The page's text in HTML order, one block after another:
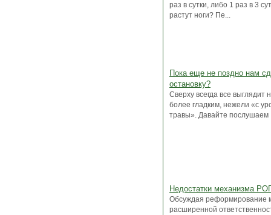
раз в сутки, либо 1 раз в 3
растут ноги? Пе...
Пока еще не поздно нам
остановку?
Сверху всегда все выглядит
более гладким, нежели «с
травы». Давайте послушаем
Недостатки механизма
Обсуждая реформирование
расширенной